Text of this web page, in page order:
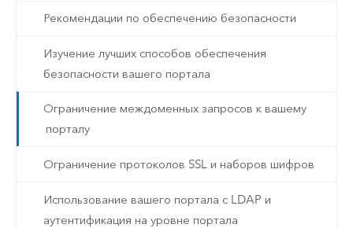
Рекомендации по обеспечению безопасности
Изучение лучших способов обеспечения
безопасности вашего портала
Ограничение междоменных запросов к вашему
порталу
Ограничение протоколов SSL и наборов шифров
Использование вашего портала с LDAP и
аутентификация на уровне портала